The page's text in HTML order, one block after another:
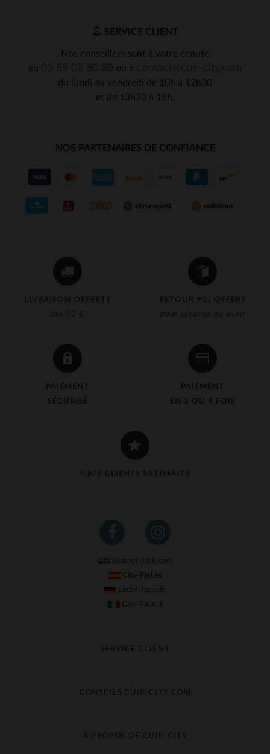
LIVRAISON OFFERTE
dès 50 €
RETOUR 90J OFFERT
pour échange ou avoir
PAIEMENT
SÉCURISÉ
PAIEMENT
EN 3 OU 4 FOIS
4,8/5 CLIENTS SATISFAITS
SERVICE CLIENT
Nos conseillers sont à votre écoute
au
ou à
du lundi au vendredi de 10h à 12h30
et de 13h30 à 18h.
NOS PARTENAIRES DE CONFIANCE
Leather-Jack.com
City-Piel.es
Leder-Jack.de
City-Pelle.it
SERVICE CLIENT
Échange & Remboursement
Contacter le service client
CONSEILS CUIR-CITY.COM
Guide des matières
À PROPOS DE CUIR-CITY